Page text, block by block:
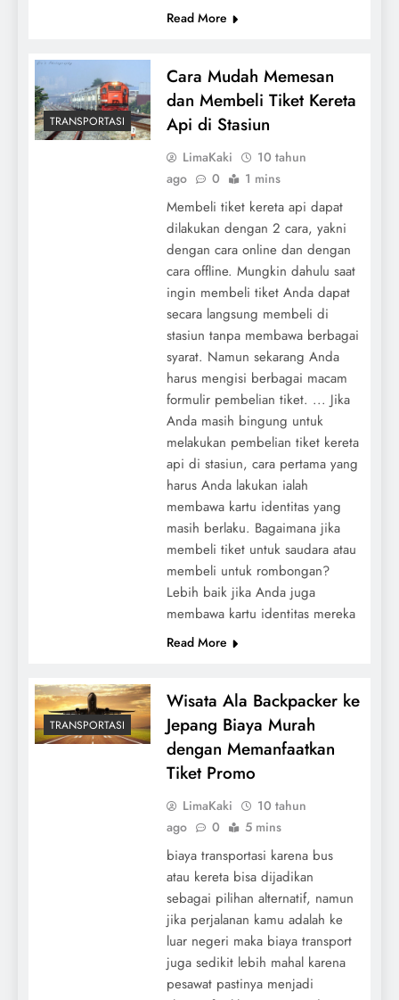
Read More
TRANSPORTASI
Cara Mudah Memesan
dan Membeli Tiket Kereta
Api di Stasiun
LimaKaki
10 tahun
ago
0 1 mins
Membeli tiket kereta api dapat
dilakukan dengan 2 cara, yakni
dengan cara online dan dengan
cara offline. Mungkin dahulu saat
ingin membeli tiket Anda dapat
secara langsung membeli di
stasiun tanpa membawa berbagai
syarat. Namun sekarang Anda
harus mengisi berbagai macam
formulir pembelian tiket. ... Jika
Anda masih bingung untuk
melakukan pembelian tiket kereta
api di stasiun, cara pertama yang
harus Anda lakukan ialah
membawa kartu identitas yang
masih berlaku. Bagaimana jika
membeli tiket untuk saudara atau
membeli untuk rombongan?
Lebih baik jika Anda juga
membawa kartu identitas mereka
Read More
TRANSPORTASI
Wisata Ala Backpacker ke
Jepang Biaya Murah
dengan Memanfaatkan
Tiket Promo
LimaKaki
10 tahun
ago
0 5 mins
biaya transportasi karena bus
atau kereta bisa dijadikan
sebagai pilihan alternatif, namun
jika perjalanan kamu adalah ke
luar negeri maka biaya transport
juga sedikit lebih mahal karena
pesawat pastinya menjadi